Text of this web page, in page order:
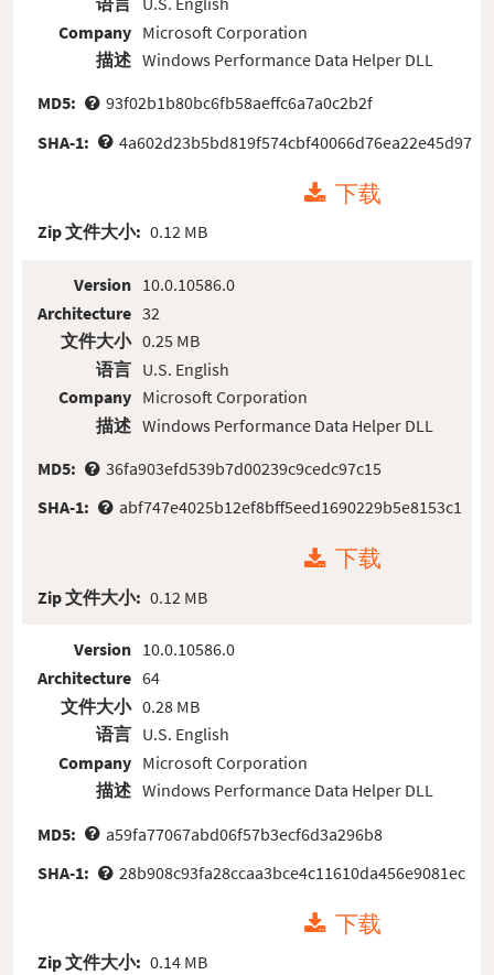
Company
描述
Microsoft Corporation
Windows Performance Data Helper DLL
MD5:
93f02b1b80bc6fb58aeffc6a7a0c2b2f
SHA-1:
4a602d23b5bd819f574cbf40066d76ea22e45d97
下载
Zip 文件大小: 0.12 MB
Version
Architecture
文件大小
语言
Company
描述
10.0.10586.0
32
0.25 MB
U.S. English
Microsoft Corporation
Windows Performance Data Helper DLL
MD5:
36fa903efd539b7d00239c9cedc97c15
SHA-1:
abf747e4025b12ef8bff5eed1690229b5e8153c1
下载
Zip 文件大小: 0.12 MB
Version
Architecture
文件大小
语言
Company
描述
10.0.10586.0
64
0.28 MB
U.S. English
Microsoft Corporation
Windows Performance Data Helper DLL
MD5:
a59fa77067abd06f57b3ecf6d3a296b8
SHA-1:
28b908c93fa28ccaa3bce4c11610da456e9081ec
下载
Zip 文件大小: 0.14 MB